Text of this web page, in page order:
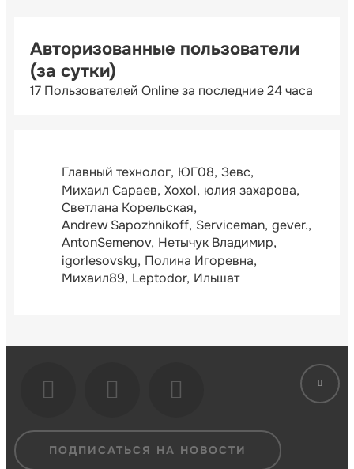
Авторизованные пользователи
(за сутки)
17 Пользователей Online за последние 24 часа
Главный технолог ЮГ08 Зевс
Михаил Сараев Xoxol юлия захарова
Светлана Корельская
Andrew Sapozhnikoff Serviceman gever.
AntonSemenov Нетычук Владимир
igorlesovsky Полина Игоревна
Михаил89 Leptodor Ильшат
ПОДПИСАТЬСЯ НА НОВОСТИ